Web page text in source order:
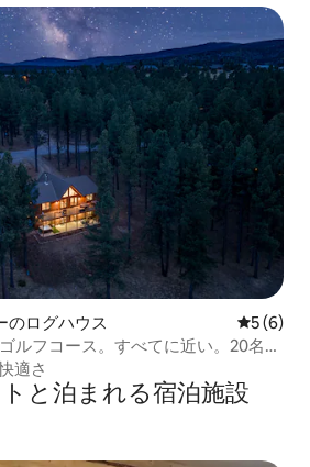
のログハウス レビュー
5 (6)
ルフコース。すべてに近い。20名様
！
適さ
と泊まれる宿泊施設